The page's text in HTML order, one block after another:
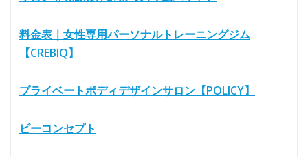
料金表｜女性専用パーソナルトレーニングジム
【CREBIQ】
プライベートボディデザインサロン【POLICY】
ビーコンセプト